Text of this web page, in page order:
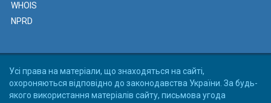
WHOIS
NPRD
Усі права на матеріали, що знаходяться на сайті,
охороняються відповідно до законодавства України. За будь-
якого використання матеріалів сайту, письмова угода